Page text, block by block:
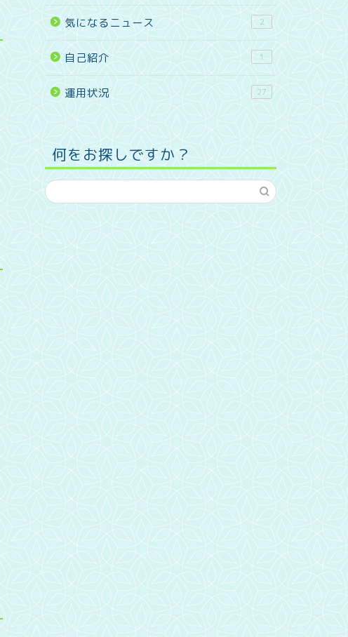
気になるニュース 2
自己紹介 1
運用状況 27
何をお探しですか？